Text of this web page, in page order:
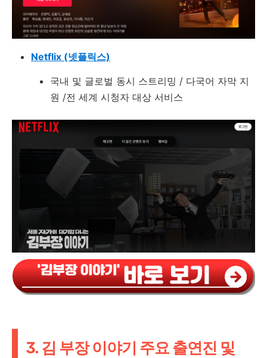
Netflix (넷플릭스)
국내 및 글로벌 동시 스트리밍 / 다국어 자막 지
원 /전 세계 시청자 대상 서비스
3. 김 부장 이야기 주요 출연진 및